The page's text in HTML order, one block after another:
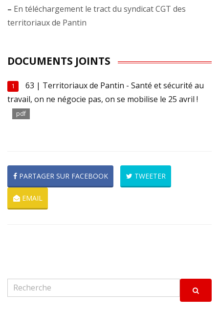
– En téléchargement le tract du syndicat CGT des
territoriaux de Pantin
DOCUMENTS JOINTS
1
63 | Territoriaux de Pantin - Santé et sécurité au
travail, on ne négocie pas, on se mobilise le 25 avril !
pdf
PARTAGER SUR FACEBOOK TWEETER
EMAIL